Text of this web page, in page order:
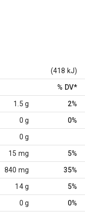
(418 kJ)
% DV*
1.5 g 2%
0 g 0%
0 g
15 mg 5%
840 mg 35%
14 g 5%
0 g 0%